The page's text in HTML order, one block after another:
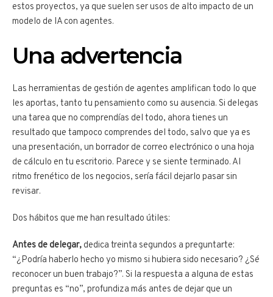
estos proyectos, ya que suelen ser usos de alto impacto de un
modelo de IA con agentes.
Una advertencia
Las herramientas de gestión de agentes amplifican todo lo que
les aportas, tanto tu pensamiento como su ausencia. Si delegas
una tarea que no comprendías del todo, ahora tienes un
resultado que tampoco comprendes del todo, salvo que ya es
una presentación, un borrador de correo electrónico o una hoja
de cálculo en tu escritorio. Parece y se siente terminado. Al
ritmo frenético de los negocios, sería fácil dejarlo pasar sin
revisar.
Dos hábitos que me han resultado útiles:
Antes de delegar, dedica treinta segundos a preguntarte:
“¿Podría haberlo hecho yo mismo si hubiera sido necesario? ¿Sé
reconocer un buen trabajo?”. Si la respuesta a alguna de estas
preguntas es “no”, profundiza más antes de dejar que un